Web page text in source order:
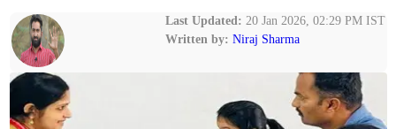
Last Updated: 20 Jan 2026, 02:29 PM IST
Written by: Niraj Sharma